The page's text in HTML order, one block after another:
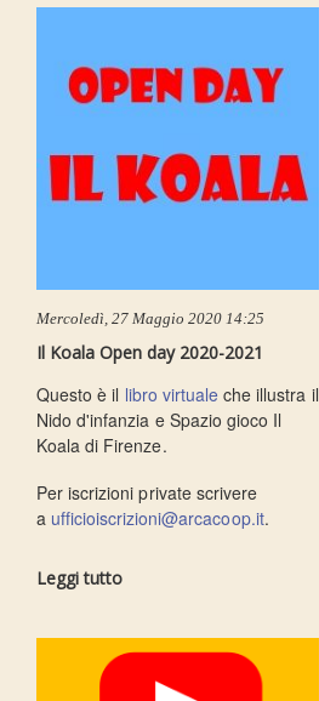
Mercoledì, 27 Maggio 2020 14:25
Il Koala Open day 2020-2021
Questo è il libro virtualeche illustra il
Nido d'infanzia e Spazio gioco Il
Koala di Firenze.
Per iscrizioni private scrivere
a ufficioiscrizioni@arcacoop.it.
Leggi tutto